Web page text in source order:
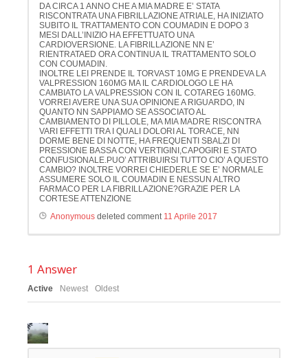
DA CIRCA 1 ANNO CHE A MIA MADRE E’ STATA
RISCONTRATA UNA FIBRILLAZIONE ATRIALE, HA INIZIATO
SUBITO IL TRATTAMENTO CON COUMADIN E DOPO 3
MESI DALL’INIZIO HA EFFETTUATO UNA
CARDIOVERSIONE. LA FIBRILLAZIONE NN E’
RIENTRATAED ORA CONTINUA IL TRATTAMENTO SOLO
CON COUMADIN.
INOLTRE LEI PRENDE IL TORVAST 10MG E PRENDEVA LA
VALPRESSION 160MG MA IL CARDIOLOGO LE HA
CAMBIATO LA VALPRESSION CON IL COTAREG 160MG.
VORREI AVERE UNA SUA OPINIONE A RIGUARDO, IN
QUANTO NN SAPPIAMO SE ASSOCIATO AL
CAMBIAMENTO DI PILLOLE, MA MIA MADRE RISCONTRA
VARI EFFETTI TRA I QUALI DOLORI AL TORACE, NN
DORME BENE DI NOTTE, HA FREQUENTI SBALZI DI
PRESSIONE BASSA CON VERTIGINI,CAPOGIRI E STATO
CONFUSIONALE.PUO’ ATTRIBUIRSI TUTTO CIO’ A QUESTO
CAMBIO? INOLTRE VORREI CHIEDERLE SE E’ NORMALE
ASSUMERE SOLO IL COUMADIN E NESSUN ALTRO
FARMACO PER LA FIBRILLAZIONE?GRAZIE PER LA
CORTESE ATTENZIONE
Anonymous deleted comment 11 Aprile 2017
1 Answer
Active Newest Oldest